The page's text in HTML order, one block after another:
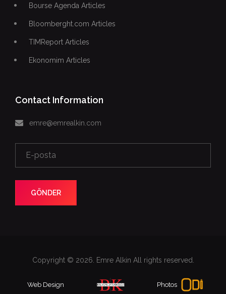
Bourse Agenda Articles
Bloomberght.com Articles
TIMReport Articles
Ekonomim Articles
Contact Information
emre@emrealkin.com
GÖNDER
Copyright © 2026. Emre Alkin All rights reserved.
Web Design Photos